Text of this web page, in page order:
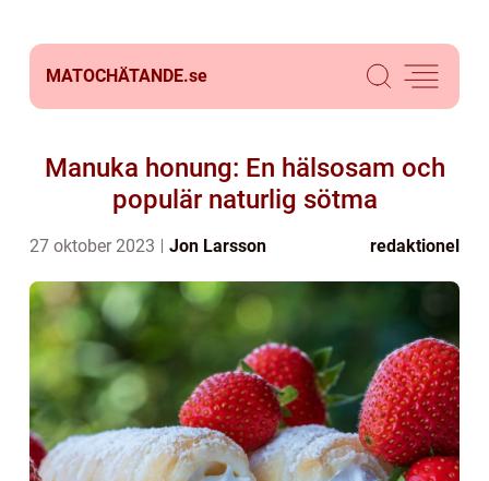
MATOCHÄTANDE.se
Manuka honung: En hälsosam och
populär naturlig sötma
27 oktober 2023 Jon Larsson redaktionel